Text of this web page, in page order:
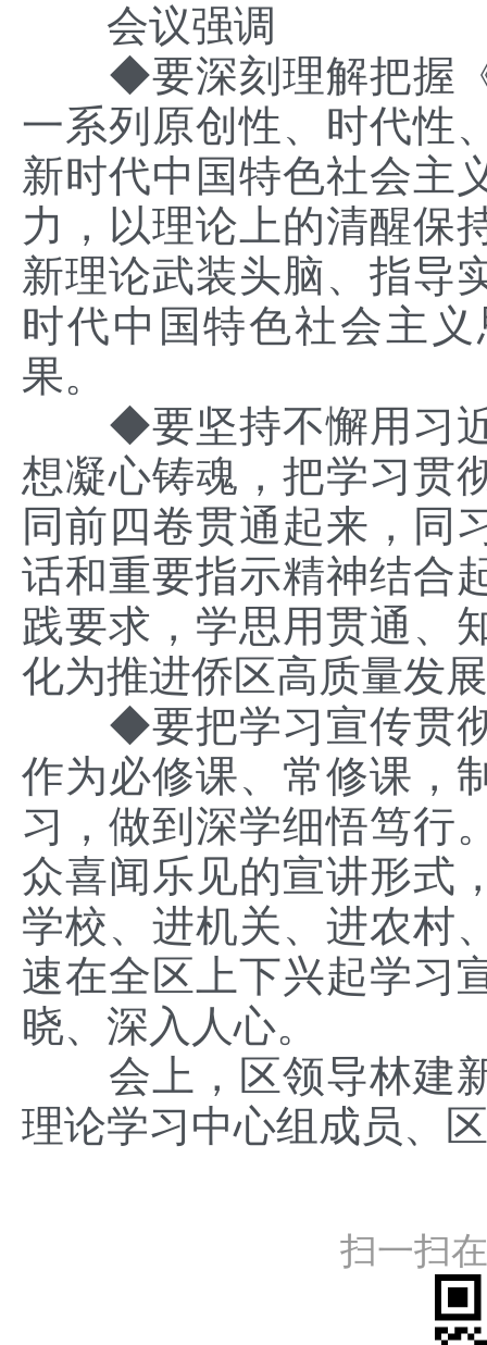
会议强调
◆要深刻理解把握《
一系列原创性、时代性
新时代中国特色社会主
力，以理论上的清醒保
新理论武装头脑、指导
时代中国特色社会主
果。
◆要坚持不懈用习近
想凝心铸魂，把学习贯
同前四卷贯通起来，同
话和重要指示精神结合
践要求，学思用贯通、
化为推进侨区高质量发
◆要把学习宣传贯彻
作为必修课、常修课，
习，做到深学细悟笃行
众喜闻乐见的宣讲形式
学校、进机关、进农村
速在全区上下兴起学习
晓、深入人心。
会上，区领导林建新
理论学习中心组成员、
扫一扫